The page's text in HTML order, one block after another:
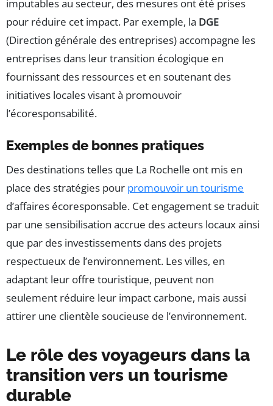
imputables au secteur, des mesures ont été prises
pour réduire cet impact. Par exemple, la DGE
(Direction générale des entreprises) accompagne les
entreprises dans leur transition écologique en
fournissant des ressources et en soutenant des
initiatives locales visant à promouvoir
l’écoresponsabilité.
Exemples de bonnes pratiques
Des destinations telles que La Rochelle ont mis en
place des stratégies pour promouvoir un tourisme
d’affaires écoresponsable. Cet engagement se traduit
par une sensibilisation accrue des acteurs locaux ainsi
que par des investissements dans des projets
respectueux de l’environnement. Les villes, en
adaptant leur offre touristique, peuvent non
seulement réduire leur impact carbone, mais aussi
attirer une clientèle soucieuse de l’environnement.
Le rôle des voyageurs dans la
transition vers un tourisme
durable